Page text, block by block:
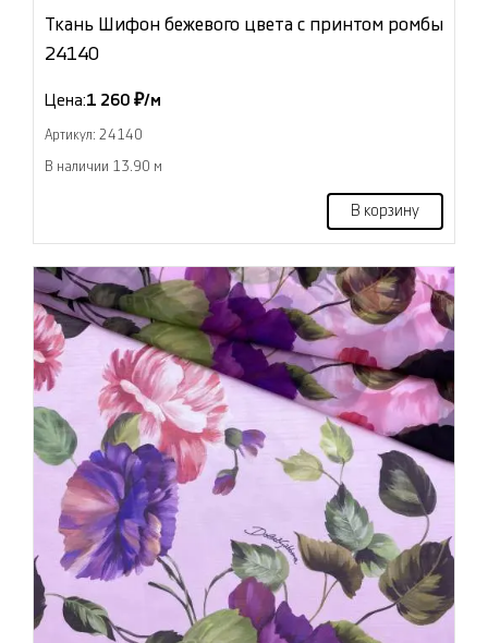
Ткань Шифон бежевого цвета с принтом ромбы
24140
Цена:1 260 ₽/м
Артикул: 24140
В наличии 13.90 м
В корзину